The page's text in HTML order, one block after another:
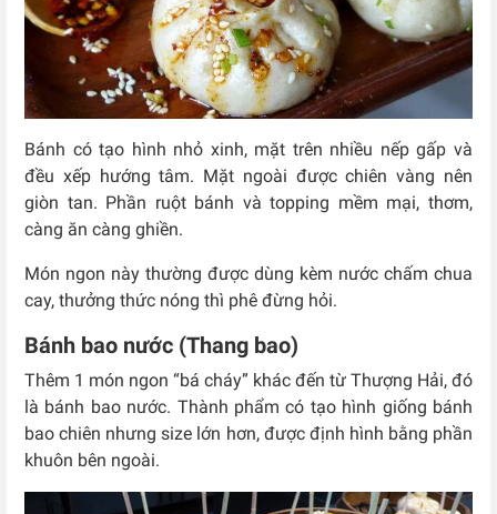
Bánh có tạo hình nhỏ xinh, mặt trên nhiều nếp gấp và
đều xếp hướng tâm. Mặt ngoài được chiên vàng nên
giòn tan. Phần ruột bánh và topping mềm mại, thơm,
càng ăn càng ghiền.
Món ngon này thường được dùng kèm nước chấm chua
cay, thưởng thức nóng thì phê đừng hỏi.
Bánh bao nước (Thang bao)
Thêm 1 món ngon “bá cháy” khác đến từ Thượng Hải, đó
là bánh bao nước. Thành phẩm có tạo hình giống bánh
bao chiên nhưng size lớn hơn, được định hình bằng phần
khuôn bên ngoài.